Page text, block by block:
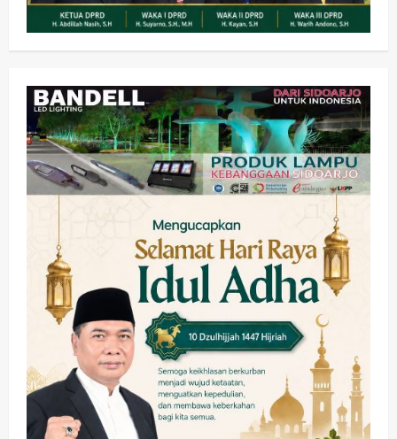
Olahraga
Adu Taktik di Atas Rumput Sintetis:
PWI dan Sapma PP Sidoarjo
Memanaskan Mesin Menuju Piala
Soccer
wartanusa 5 Agustus 2026
3
Ekonomi Hiburan Pemerintahan
HOT NEWS: Ribuan Warga Wage
Tumplek Blek di Bazar Rakyat Jalan
Jambu, Borong Kuliner UMKM Sambil
Nonton Jaranan!
wartanusa
4 Agustus 2026
Keagamaan Pemerintahan
Pemkab Sidoarjo & Muhammadiyah
Sinergi Permudah Perizinan, Wakaf,